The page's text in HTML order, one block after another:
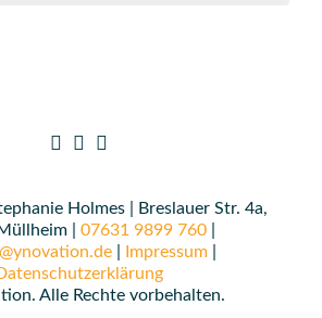
Holmes | Breslauer Str. 4a,
| 07631 9899 760|
Impressum
Alle Rechte vorbehalten.